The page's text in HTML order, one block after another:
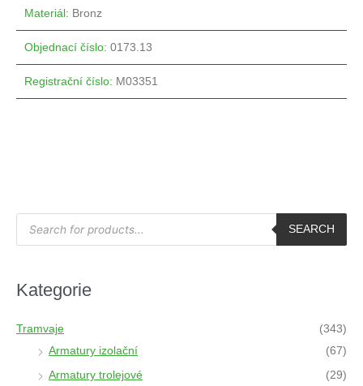
Materiál: Bronz
Objednací číslo: 0173.13
Registrační číslo: M03351
P
d
s
a
r
SEARCH
Kategorie
Tramvaje
(343)
Armatury izolační
(67)
Armatury trolejové (29)